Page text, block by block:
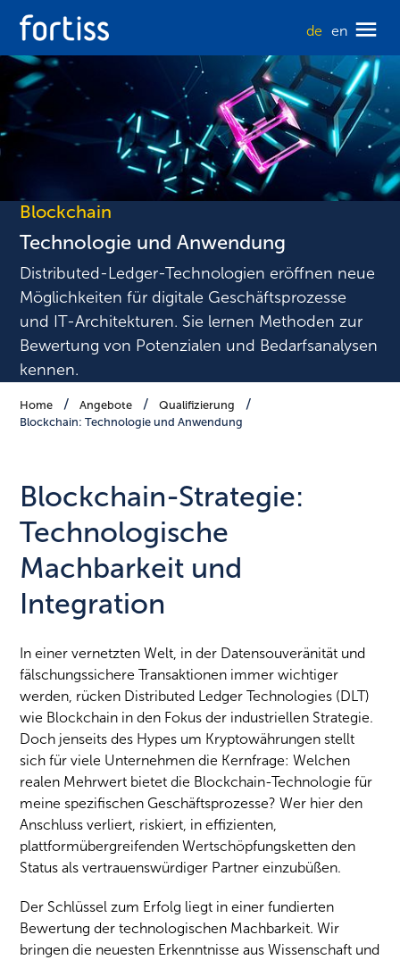
de en
Blockchain
Technologie und Anwendung
Distributed-Ledger-Technologien eröffnen neue
Möglichkeiten für digitale Geschäftsprozesse
und IT-Architekturen. Sie lernen Methoden zur
Bewertung von Potenzialen und Bedarfsanalysen
kennen.
Home Angebote
Qualifizierung
Blockchain: Technologie und Anwendung
Blockchain-Strategie:
Technologische
Machbarkeit und
Integration
In einer vernetzten Welt, in der Datensouveränität und
fälschungssichere Transaktionen immer wichtiger
werden, rücken Distributed Ledger Technologies (DLT)
wie Blockchain in den Fokus der industriellen Strategie.
Doch jenseits des Hypes um Kryptowährungen stellt
sich für viele Unternehmen die Kernfrage: Welchen
realen Mehrwert bietet die Blockchain-Technologie für
meine spezifischen Geschäftsprozesse? Wer hier den
Anschluss verliert, riskiert, in effizienten,
plattformübergreifenden Wertschöpfungsketten den
Status als vertrauenswürdiger Partner einzubüßen.
Der Schlüssel zum Erfolg liegt in einer fundierten
Bewertung der technologischen Machbarkeit. Wir
bringen die neuesten Erkenntnisse aus Wissenschaft und